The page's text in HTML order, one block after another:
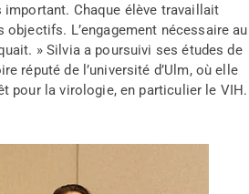
Chaque élève travaillait
objectifs. L’engagement nécessaire au
» Silvia a poursuivi ses études de
réputé de l’université d’Ulm, où elle
pour la virologie, en particulier le VIH.